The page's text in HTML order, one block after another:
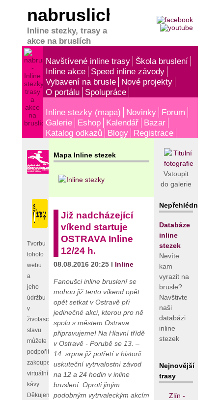
nabruslich.cz
Inline stezky, trasy a
akce na bruslích
Navštívené inline trasy
Škola bruslení
Inline akce
Speed inline závody
Vybavení na brusle
Nové projekty
O portálu
Spolupráce
Inline stezky (mapa) Novinky
Forum
Galerie
Eshop Kalendář
Bazar
Katalog odkazů
Blogy Registrace
Tvorbu
tohoto
webu
a
jeho
údržbu
v
životaschopném
stavu
můžete
podpořit
zakoupením
virtuální
kávy.
Děkujeme
Mapa Inline stezek
Již nadcházející
víkend startuje
OSTRAVA Inline
12/24 h.
08.08.2016 20:25 I Inline
Fanoušci inline bruslení se
mohou již tento víkend opět
opět setkat v Ostravě při
jedinečné akci, kterou pro ně
spolu s městem Ostrava
připravujeme! Na Hlavní třídě
v Ostravě - Porubě se 13. –
14. srpna již potřetí v historii
uskuteční vytrvalostní závod
na 12 a 24 hodin v inline
bruslení. Oproti jiným
podobným vytrvaleckým akcím
Vstoupit
do galerie
Nepřehlédněte!
Databáze
inline
stezek
Nevíte
kam
vyrazit na
brusle?
Navštivte
naši
databázi
inline
stezek
Nejnovější
trasy
Zlín -